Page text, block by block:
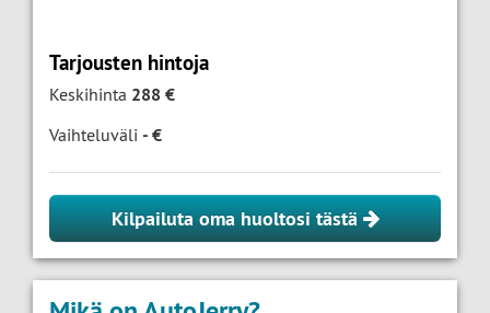
Tarjousten hintoja
Keskihinta 288 €
Vaihteluväli - €
Kilpailuta oma huoltosi tästä